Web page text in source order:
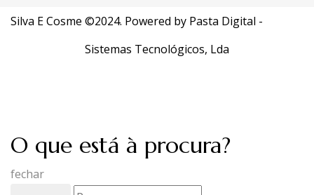
Silva E Cosme ©2024. Powered by Pasta Digital -
Sistemas Tecnológicos, Lda
O que está à procura?
fechar